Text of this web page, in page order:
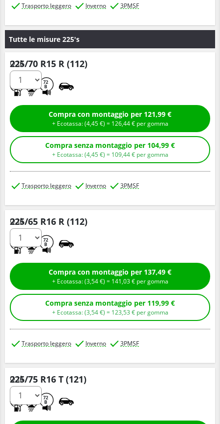
Trasporto leggero Inverno 3PMSF
Tutte le misure 225's
225/70 R15 R (112)
72
B
Q.tà
Compra con montaggio per 121,99 €
+ Ecotassa: (4,45€ ) = 126,44€ per gomma
Compra senza montaggio per 104,99 €
+ Ecotassa: (4,45€ ) = 109,44€ per gomma
Trasporto leggero Inverno 3PMSF
225/65 R16 R (112)
72
B
Q.tà
Compra con montaggio per 137,49 €
+ Ecotassa: (3,54€ ) = 141,03€ per gomma
Compra senza montaggio per 119,99 €
+ Ecotassa: (3,54€ ) = 123,53 € per gomma
Trasporto leggero Inverno 3PMSF
225/75 R16 T (121)
72
B
Q.tà